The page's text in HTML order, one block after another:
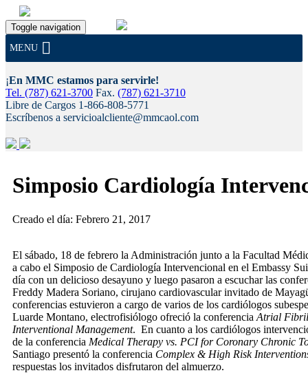
Toggle navigation
MENU
¡En MMC estamos para servirle!
Tel. (787) 621-3700 Fax. (787) 621-3710
Libre de Cargos 1-866-808-5771
Escríbenos a servicioalcliente@mmcaol.com
content
Simposio Cardiología
Creado el día: Febrero 21, 2017
El sábado, 18 de febrero la Administración junto a la Facultad
a cabo el Simposio de Cardiología Intervencional en el Embassy
día con un delicioso desayuno y luego pasaron a escuchar las
Freddy Madera Soriano, cirujano cardiovascular invitado de
conferencias estuvieron a cargo de varios de los cardiólogos
Luarde Montano, electrofisiólogo ofreció la conferencia Atrial
Interventional Management. En cuanto a los cardiólogos
de la conferencia Medical Therapy vs. PCI for Coronary Chronic
Santiago presentó la conferencia Complex & High Risk
respuestas los invitados disfrutaron del almuerzo.